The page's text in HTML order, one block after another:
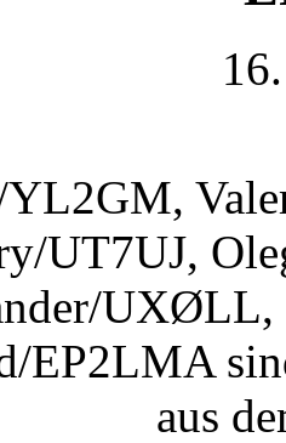
UT7UJ,
UXØLL,
EP2LMA
aus